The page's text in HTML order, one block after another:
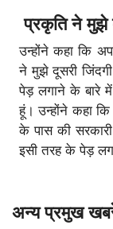
प्रकृति ने मुझे
उन्होंने कहा कि
ने मुझे दूसरी
पेड़ लगाने के बारे
हूं। उन्होंने कहा
के पास की
इसी तरह के पेड़
अन्य प्रमुख